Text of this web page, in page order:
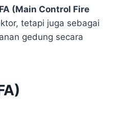
(Main Control Fire
tetapi juga sebagai
gedung secara